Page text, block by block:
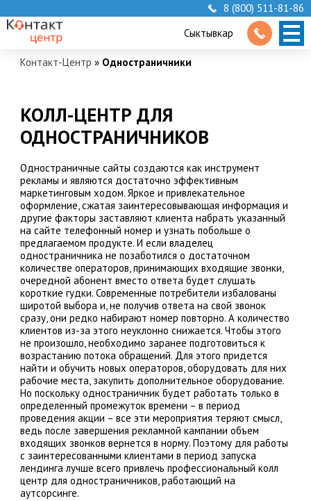
8 (800) 511-81-86
Сыктывкар
Контакт-Центр » Одностраничники
КОЛЛ-ЦЕНТР ДЛЯ
ОДНОСТРАНИЧНИКОВ
Одностраничные сайты создаются как инструмент
рекламы и являются достаточно эффективным
маркетинговым ходом. Яркое и привлекательное
оформление, сжатая заинтересовывающая информация и
другие факторы заставляют клиента набрать указанный
на сайте телефонный номер и узнать побольше о
предлагаемом продукте. И если владелец
одностраничника не позаботился о достаточном
количестве операторов, принимающих входящие звонки,
очередной абонент вместо ответа будет слушать
короткие гудки. Современные потребители избалованы
широтой выбора и, не получив ответа на свой звонок
сразу, они редко набирают номер повторно. А количество
клиентов из-за этого неуклонно снижается. Чтобы этого
не произошло, необходимо заранее подготовиться к
возрастанию потока обращений. Для этого придется
найти и обучить новых операторов, оборудовать для них
рабочие места, закупить дополнительное оборудование.
Но поскольку одностраничник будет работать только в
определенный промежуток времени – в период
проведения акции – все эти мероприятия теряют смысл,
ведь после завершения рекламной кампании объем
входящих звонков вернется в норму. Поэтому для работы
с заинтересованными клиентами в период запуска
лендинга лучше всего привлечь профессиональный колл
центр для одностраничников, работающий на
аутсорсинге.